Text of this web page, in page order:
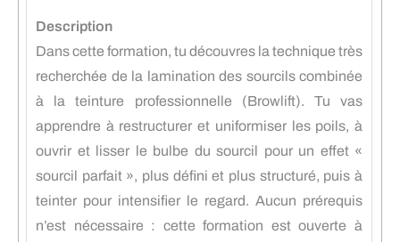
Description
Dans cette formation, tu découvres la technique très
recherchée de la lamination des sourcils combinée
à la teinture professionnelle (Browlift). Tu vas
apprendre à restructurer et uniformiser les poils, à
ouvrir et lisser le bulbe du sourcil pour un effet «
sourcil parfait », plus défini et plus structuré, puis à
teinter pour intensifier le regard. Aucun prérequis
n’est nécessaire : cette formation est ouverte à